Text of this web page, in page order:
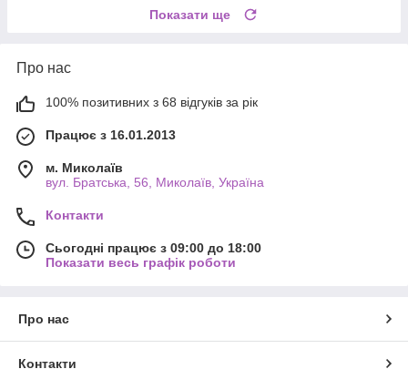
Показати ще
Про нас
100% позитивних з 68 відгуків за рік
Працює з 16.01.2013
м. Миколаїв
вул. Братська, 56, Миколаїв, Україна
Контакти
Сьогодні працює з 09:00 до 18:00
Показати весь графік роботи
Про нас
Контакти